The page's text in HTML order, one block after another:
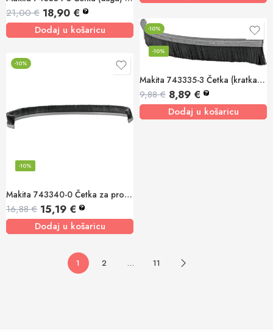
21,00€ 18,90 € ?
Dodaj u košaricu -10%
Makita 743335-3 Četka (kratka) za odsesovalni štit 195385-8
-10%
9,88€ 8,89 € ?
Dodaj u košaricu
-10%
Makita 743340-0 Četka za protivprašno zaštito PC5000C, PC5001C
-10%
16,88€ 15,19 € ?
Dodaj u košaricu
1 2 … 11